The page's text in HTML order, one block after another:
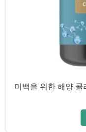
미백을 위한 해양 콜